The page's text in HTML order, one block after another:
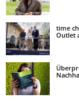
time
Outlet